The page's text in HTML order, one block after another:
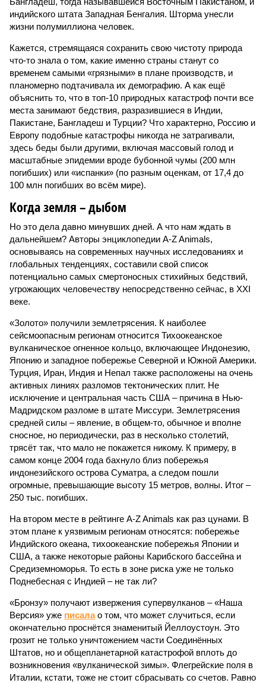
индийского штата Западная Бенгалия. Шторма унесли
жизни полумиллиона человек.
Кажется, стремящаяся сохранить свою чистоту природа
что-то знала о том, какие именно страны станут со
временем самыми «грязными» в плане производств, и
планомерно подтачивала их демографию. А как ещё
объяснить то, что в топ-10 природных катастроф почти все
места занимают бедствия, разразившиеся в Индии,
Пакистане, Бангладеш и Турции? Что характерно, Россию и
Европу подобные катастрофы никогда не затрагивали,
здесь беды были другими, включая массовый голод и
масштабные эпидемии вроде бубонной чумы (200 млн
погибших) или «испанки» (по разным оценкам, от 17,4 до
100 млн погибших во всём мире).
Когда земля – дыбом
Но это дела давно минувших дней. А что нам ждать в
дальнейшем? Авторы энциклопедии A-Z Animals,
основываясь на современных научных исследованиях и
глобальных тенденциях, составили свой список
потенциально самых смертоносных стихийных бедствий,
угрожающих человечеству непосредственно сейчас, в XXI
веке.
«Золото» получили землетрясения. К наиболее
сейсмоопасным регионам относится Тихоокеанское
вулканическое огненное кольцо, включающее Индонезию,
Японию и западное побережье Северной и Южной Америки.
Турция, Иран, Индия и Непал также расположены на очень
активных линиях разломов тектонических плит. Не
исключение и центральная часть США – причина в Нью-
Мадридском разломе в штате Миссури. Землетрясения
средней силы – явление, в общем-то, обычное и вполне
сносное, но периодически, раз в несколько столетий,
трясёт так, что мало не покажется никому. К примеру, в
самом конце 2004 года бахнуло близ побережья
индонезийского острова Суматра, а следом пошли
огромные, превышающие высоту 15 метров, волны. Итог –
250 тыс. погибших.
На втором месте в рейтинге A-Z Animals как раз цунами. В
этом плане к уязвимым регионам относятся: побережье
Индийского океана, тихо­океанские побережья Японии и
США, а также некоторые районы Карибского бассейна и
Средиземноморья. То есть в зоне риска уже не только
Поднебесная с Индией – не так ли?
«Бронзу» получают извержения супервулканов – «Наша
Версия» уже писалао том, что может случиться, если
окончательно проснётся знаменитый Йеллоустоун. Это
грозит не только уничтожением части Соединённых
Штатов, но и общепланетарной катастрофой вплоть до
возникновения «вулканической зимы». Флегрейские поля в
Италии, кстати, тоже не стоит сбрасывать со счетов. Равно